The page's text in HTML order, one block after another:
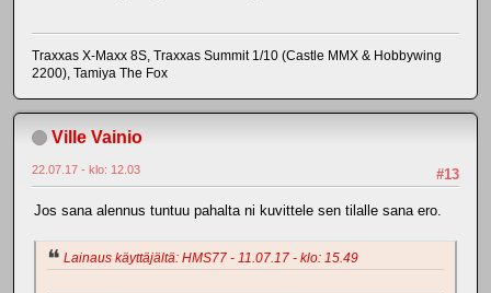
Traxxas X-Maxx 8S, Traxxas Summit 1/10 (Castle MMX & Hobbywing
2200), Tamiya The Fox
Ville Vainio
#13
22.07.17 - klo: 12.03
Jos sana alennus tuntuu pahalta ni kuvittele sen tilalle sana ero.
Lainaus käyttäjältä: HMS77 - 11.07.17 - klo: 15.49